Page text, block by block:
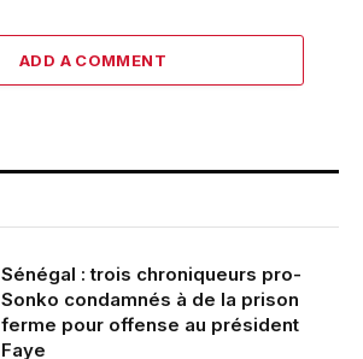
ADD A COMMENT
Sénégal : trois chroniqueurs pro-
Sonko condamnés à de la prison
ferme pour offense au président
Faye